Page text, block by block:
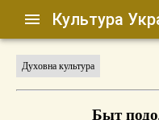
Культура
Духовна культура
Быт